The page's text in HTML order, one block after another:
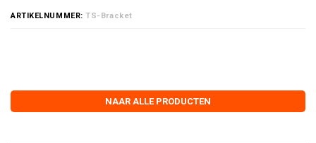
NAAR ALLE PRODUCTEN
ARTIKELNUMMER:TS-Bracket